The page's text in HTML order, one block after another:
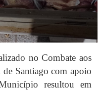
no Combate aos
Santiago com apoio
resultou em